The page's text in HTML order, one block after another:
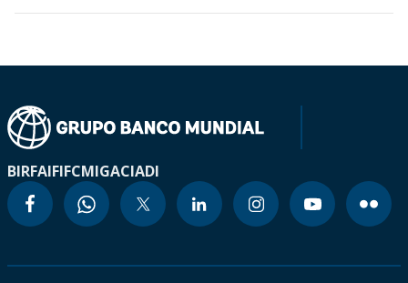
BIRFAIFIFCMIGACIADI